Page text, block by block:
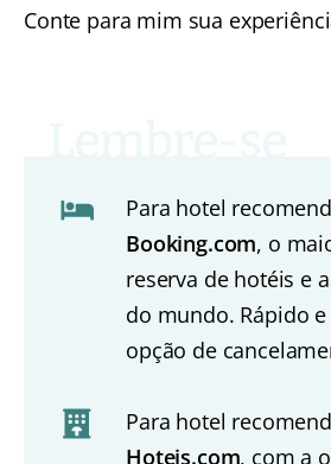
Conte para mim sua
Para hotel
Booking.com, o
reserva de hotéis e
do mundo. Rápido
opção de
Para hotel
Hoteis.com, com a